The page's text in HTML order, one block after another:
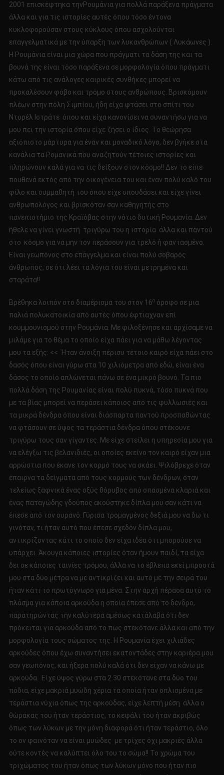
2001 επισκέφτηκα τηνΡουμάνια για πολλά παράξενα πράγματα
άλλα και για τις ιστορίες αυτές όπου τόσο έντονα
κυκλοφορούσαν στους κύκλους όπου ασχολούνται
επαγγελματικά με την ύπαρξη των λυκανθρώπων ( Λυκάωνες ).
Η Ρουμάνια είναι μια χώρα που πράγματι τα δάση της και τα
βουνά της είναι τόσο παράξενα σε μορφολογία όπου πράγματι
κάτω από τις ανάλογες καιρικές συνθήκες μπορεί να
προκαλέσουν φόβο και τρόμο στους ανθρώπους. Βρισκόμουν
πλέων στην πόλη Σιμπίου, ήδη είχα φτάσει στο σπίτι του
Ντορέλ Ιστράτε όπου και είχα κανονίσει να συναντήσω για να
μου πει την ιστορία όπου είχε ζήσει ο ίδιος. Το θεώρησα
αξιόπιστο μάρτυρα για έναν και μοναδικό λόγο, δεν βγήκε στα
κανάλια τα Ρομανικά που αναζητούν τέτοιες ιστορίες και
πληρώνουν καλά για να τις δείξουν στον κόσμο!! Δεν το είπε
πουθενά εκτός από την οικογένεια του και έναν πολύ καλό του
φίλο και συμμαθητή του όπου είχε σπουδάσει και είχε γίνει
ανθρωπολόγος και βρισκόταν σαν καθηγητής στο
πανεπιστήμιο της Κραϊόβας στην νότιο δυτική Ρουμανία. Δεν
ήθελε να γίνει γνωστή τριγύρω του η ιστορία άλλα και παντού
στο κόσμο για να μην τον περάσουν για τρελό ή φαντασμένο.
Είναι γεωπόνος στο επάγγελμα και είναι πολύ σοβαρός
άνθρωπος, σε ότι λέει τα λόγια του είναι μετρημένα και
σταράτα!!
Βρέθηκα λοιπόν στο διαμέρισμα του στον 16οόροφο σε μια
παλιά πολυκατοικία από αυτές όπου έφτιαχναν επί
κουμμουνισμού στην Ρουμάνια. Με φιλοξένησε και αρχίσαμε να
μιλάμε για το θέμα το οποίο είχα πάει για να μάθω λέγοντας
μου τα εξής: << Ήταν άνοιξη πέρισυ τέτοιο καιρό είχα πάει στο
δασός όπου είναι γύρω στα 10 χιλιόμετρα από εδώ, είναι ένα
δάσος το οποίο απλώνεται πάνω σε ένα μικρό βουνό. Τα πιο
πολλά δάση της Ρουμανίας είναι πολύ πυκνά, τόσο πυκνά που
με τα βίας μπορεί να περάσει κάποιος από τις φυλλωσιές και
τα μικρά δένδρα όπου είναι διάσπαρτα παντού προσπαθώντας
να φτάσουν σε ύψος τα τεράστια δένδρα όπου στέκουνε
τριγύρω τους σαν γίγαντες. Με είχε στείλει η υπηρεσία μου για
να ελέγξω τις βελανιδιές, οι οποίες εκείνο τον καιρό είχαν μια
αρρώστια που έκανε τον κορμό τους να σκάει. Ψιλόβρεχε όταν
έπαιρνα τα δείγματα από τους κορμούς των δένδρων, όταν
τελείως ξαφνικά ένας οξύς θόρυβος από σπασμένα κλαριά και
ένας παταγώδης γδούπος ακούστηκε δίπλα μου σαν κάτι να
έπεσε από τον ουρανό. Γύρισα τρομαγμένος δεξιά μου να δω τι
γινόταν, τι ήταν αυτό που έπεσε σχεδόν δίπλα μου,
αντικρίζοντας κάτι το οποίο δεν είχα ιδέα ότι μπορούσε να
υπάρχει. Άκουγα κάποιες ιστορίες όταν ήμουν παιδί, τα είχα
δει σε κάποιες ταινίες τρόμου, άλλα να το έβλεπα εκεί μπροστά
μου στα δύο μέτρα να με αντικρίζει και αυτό με την σειρά του
ήταν κάτι το πρωτόγνωρο για μένα. Στην αρχή πέρασα αυτό το
πλάσμα για κάποια αρκούδα η οποία έπεσε από το δένδρο,
παρατηρώντας την καλύτερα αμέσως κατάλαβα ότι δεν
πρόκειται για αρκούδα από το πως στεκότανε άλλα και από την
μορφολογία τους σώματος της. Η Ρουμανία έχει χιλιάδες
αρκούδες όπου έχω συναντήσει εκατοντάδες στην καριέρα μου
σαν γεωπόνος, και ήξερα πολύ καλά ότι δεν είχαν να κάνω με
αρκούδα. Είχε ύψος γύρω στα 2.30 στεκότανε στα δύο του
πόδια, είχε μακριά μυώδη χέρια τα οποία ήταν οπλισμένα με
τεράστια νύχια όπως της αρκούδας, είχε λεπτή μέση άλλα ο
θώρακας του ήταν τεράστιος, το κεφάλι του ήταν ακριβώς
όπως των λύκων με την μόνη διαφορά ότι ήταν τεράστιο, όλο
το ον φαινόταν να είναι μυώδες με τρίχες όχι μακριές άλλα
ούτε κοντές να καλύπτει όλο του το σώμα!! Το χρώμα του
τριχώματος του ήταν όπως των λύκων μόνο που ήταν πιο